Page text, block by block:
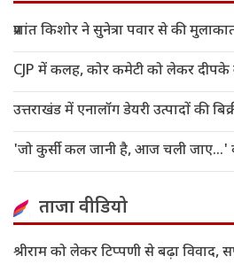
प्रशांत किशोर ने सुनेत्रा पवार से की
CJP में कलह, कोर कमेटी को लेकर दीपके के
उत्तराखंड में एनालॉग डेयरी उत्पादों की
'जो कुर्सी कल जानी है, आज चली जाए...'
ताजा वीडियो
श्रीराम को लेकर टिप्पणी से बढ़ा विवाद,